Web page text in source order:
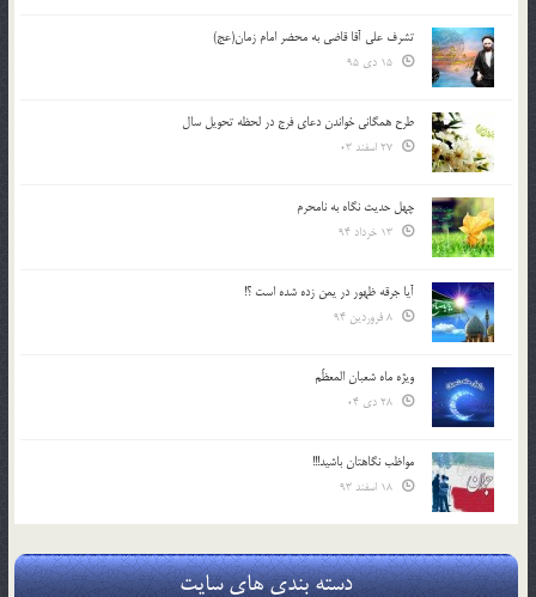
تشرف علي آقا قاضي به محضر امام زمان(عج)
طرح همگانی خواندن دعای فرج در لحظه تحویل سال
چهل حدیث نگاه به نامحرم
آیا جرقه ظهور در یمن زده شده است ؟!
ویژه ماه شعبان المعظّم
مواظب نگاهتان باشید!!!
دسته بندی های سایت